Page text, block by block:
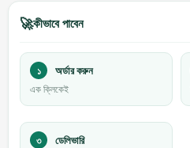
🚀কীভাবে পাবেন
১ অর্ডার করুন
এক ক্লিকেই
৩ ডেলিভারি